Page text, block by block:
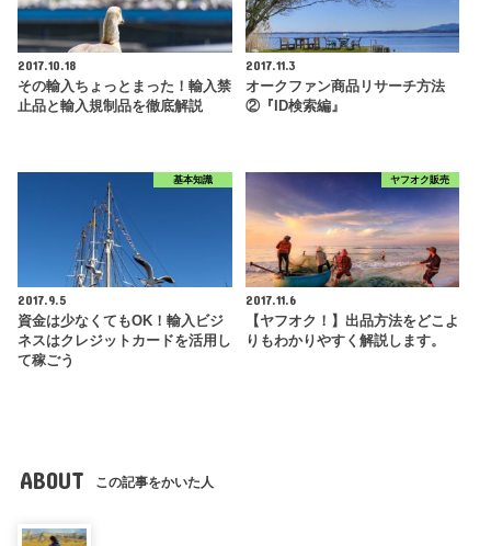
2017.10.18
その輸入ちょっとまった！輸入禁
止品と輸入規制品を徹底解説
2017.11.3
オークファン商品リサーチ方法
②『ID検索編』
基本知識
2017.9.5
資金は少なくてもOK！輸入ビジ
ネスはクレジットカードを活用し
て稼ごう
ヤフオク販売
2017.11.6
【ヤフオク！】出品方法をどこよ
りもわかりやすく解説します。
ABOUT この記事をかいた人